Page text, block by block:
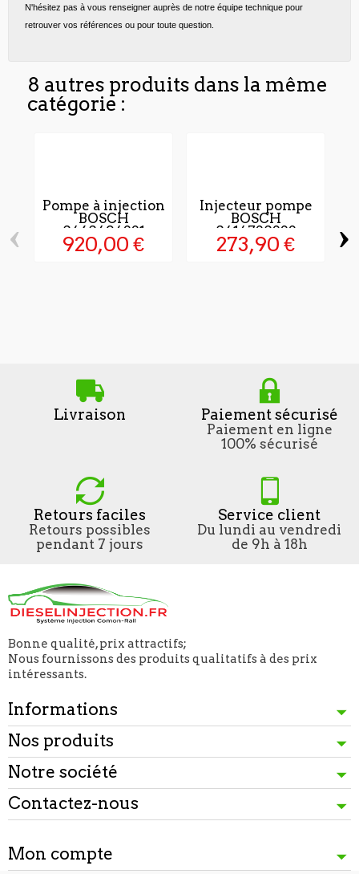
N'hésitez pas à vous renseigner auprès de notre équipe technique pour
retrouver vos références ou pour toute question.
8 autres produits dans la même
catégorie :
Pompe à injection
BOSCH
0460494221
920,00 €
Injecteur pompe
BOSCH
0414720222
273,90 €
‹ ›
Livraison Paiement sécurisé
Paiement en ligne
100% sécurisé
Retours faciles
Retours possibles
pendant 7 jours
Service client
Du lundi au vendredi
de 9h à 18h
Bonne qualité, prix attractifs;
Nous fournissons des produits qualitatifs à des prix
intéressants.
Informations
Nos produits
Notre société
Contactez-nous
Mon compte